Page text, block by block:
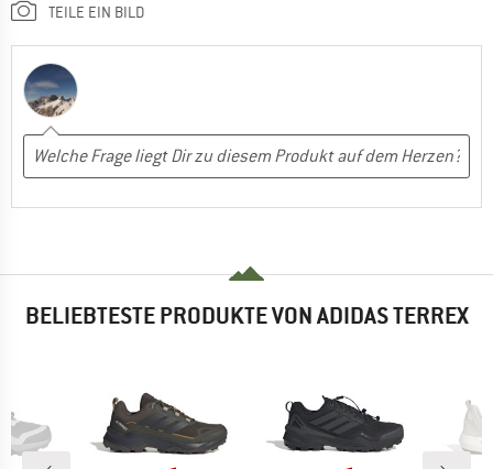
TEILE EIN BILD
BELIEBTESTE PRODUKTE VON ADIDAS TERREX